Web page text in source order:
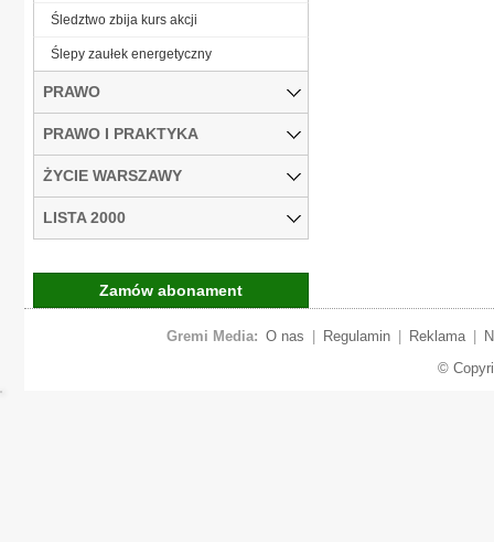
Śledztwo zbija kurs akcji
Ślepy zaułek energetyczny
PRAWO
PRAWO I PRAKTYKA
ŻYCIE WARSZAWY
LISTA 2000
Zamów abonament
Gremi Media: O nas Regulamin Reklama
©